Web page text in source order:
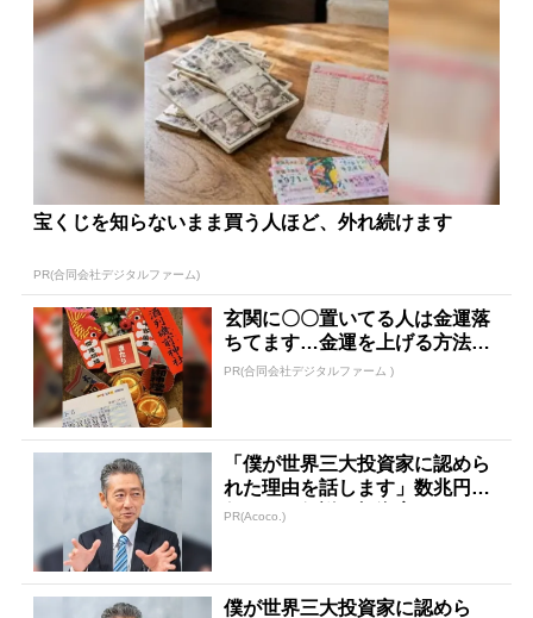
宝くじを知らないまま買う人ほど、外れ続けます
PR(合同会社デジタルファーム)
玄関に〇〇置いてる人は金運落
ちてます…金運を上げる方法と
は
PR(合同会社デジタルファーム )
「僕が世界三大投資家に認めら
れた理由を話します」数兆円を
任された伝説の投資家
PR(Acoco.)
僕が世界三大投資家に認めら